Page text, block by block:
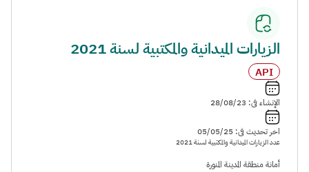
الزيارات الميدانية والمكتبية لسنة 2021
API
الإنشاء فى: 28/08/23
اخر تحديث فى: 05/05/25
عدد الزيارات الميدانية والمكتبية لسنة 2021
أمانة منطقة المدينة المنورة